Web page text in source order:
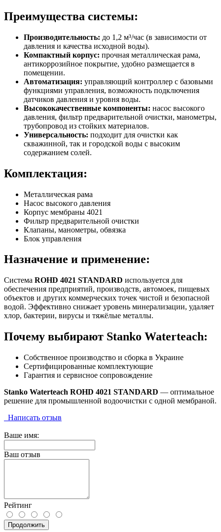
Преимущества системы:
Производительность: до 1,2 м³/час (в зависимости от
давления и качества исходной воды).
Компактный корпус: прочная металлическая рама,
антикоррозийное покрытие, удобно размещается в
помещении.
Автоматизация: управляющий контроллер с базовыми
функциями управления, возможность подключения
датчиков давления и уровня воды.
Высококачественные компоненты: насос высокого
давления, фильтр предварительной очистки, манометры,
трубопровод из стойких материалов.
Универсальность: подходит для очистки как
скважинной, так и городской воды с высоким
содержанием солей.
Комплектация:
Металлическая рама
Насос высокого давления
Корпус мембраны 4021
Фильтр предварительной очистки
Клапаны, манометры, обвязка
Блок управления
Назначение и применение:
Система ROHD 4021 STANDARD используется для
обеспечения предприятий, производств, автомоек, пищевых
объектов и других коммерческих точек чистой и безопасной
водой. Эффективно снижает уровень минерализации, удаляет
хлор, бактерии, вирусы и тяжёлые металлы.
Почему выбирают Stanko Waterteach:
Собственное производство и сборка в Украине
Сертифицированные комплектующие
Гарантия и сервисное сопровождение
Stanko Waterteach ROHD 4021 STANDARD — оптимальное
решение для промышленной водоочистки с одной мембраной.
Написать отзыв
Ваше имя:
Ваш отзыв
Рейтинг
Продолжить